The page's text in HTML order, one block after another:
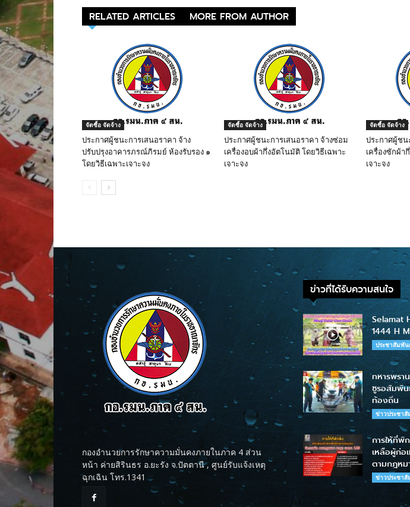
RELATED ARTICLES MORE FROM AUTHOR
จัดซื้อ จัดจ้าง
ประกาศผู้ชนะการเสนอราคา จ้าง
ปรับปรุงอาคารภรณ์ภิรมย์ ห้องรับรอง ๑
โดยวิธีเฉพาะเจาะจง
จัดซื้อ จัดจ้าง
ประกาศผู้ชนะการเสนอราคา จ้างซ่อม
เครื่องอบผ้ากึ่งอัตโนมัติ โดยวิธีเฉพาะ
เจาะจง
จัดซื้อ จัดจ้าง
ประกาศผู้ชน
เครื่องซักผ้า
เจาะจง
กองอำนวยการรักษาความมั่นคงภายในภาค 4 ส่วน
หน้า ค่ายสิรินธร อ.ยะรัง จ.ปัตตานี , ศูนย์รับแจ้งเหตุ
ฉุกเฉิน โทร.1341
ข่าวที่ได้รับความสนใจ
Selamat
1444 H
ประชาสัมพัน
ทหารพรา
ซูรอสัมพั
ท้องถิ่น
ข่าวประชา
การให้ที่
เหลือผู้ก่อ
ตามกฎหม
ข่าวประชา